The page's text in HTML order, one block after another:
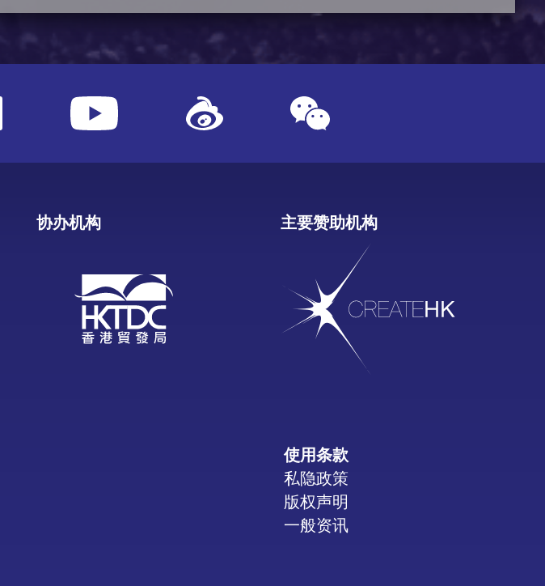
协办机构 主要赞助机构
使用条款
私隐政策
版权声明
一般资讯